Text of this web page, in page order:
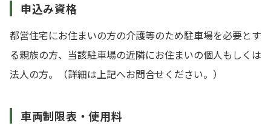
申込み資格
都営住宅にお住まいの方の介護等のため駐車場を必要とす
る親族の方、当該駐車場の近隣にお住まいの個人もしくは
法人の方。（詳細は上記へお問合せください。）
車両制限表・使用料